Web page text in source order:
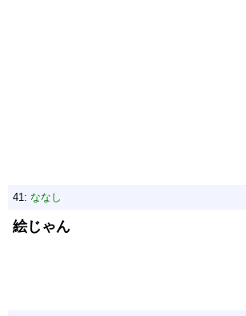
41: ななし
絵じゃん